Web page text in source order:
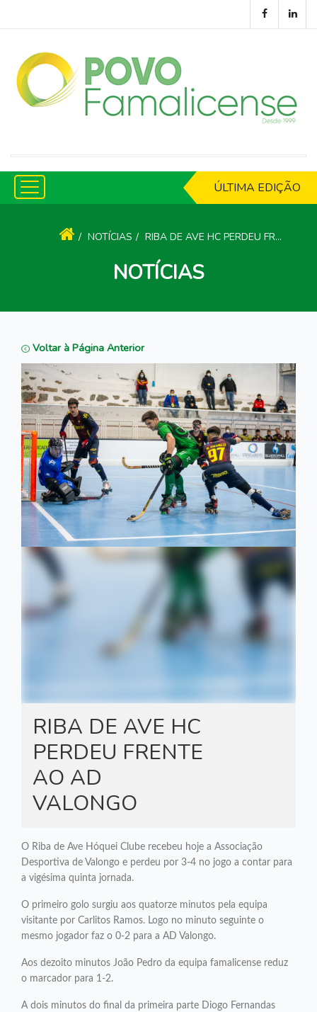
ÚLTIMA EDIÇÃO
NOTÍCIAS RIBA DE AVE HC PERDEU FRENTE AO AD VALONGO
NOTÍCIAS
Voltar à Página Anterior
RIBA DE AVE HC
PERDEU FRENTE
AO AD
VALONGO
O Riba de Ave Hóquei Clube recebeu hoje a Associação
Desportiva de Valongo e perdeu por 3-4 no jogo a contar para
a vigésima quinta jornada.
O primeiro golo surgiu aos quatorze minutos pela equipa
visitante por Carlitos Ramos. Logo no minuto seguinte o
mesmo jogador faz o 0-2 para a AD Valongo.
Aos dezoito minutos João Pedro da equipa famalicense reduz
o marcador para 1-2.
A dois minutos do final da primeira parte Diogo Fernandas